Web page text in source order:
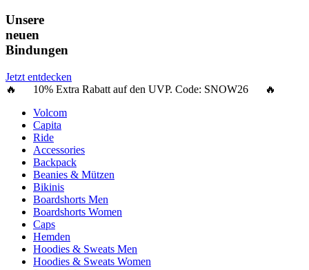
Unsere
neuen
Bindungen
Jetzt entdecken
🔥 10% Extra Rabatt auf den UVP. Code: SNOW26 🔥
Volcom
Capita
Ride
Accessories
Backpack
Beanies & Mützen
Bikinis
Boardshorts Men
Boardshorts Women
Caps
Hemden
Hoodies & Sweats Men
Hoodies & Sweats Women